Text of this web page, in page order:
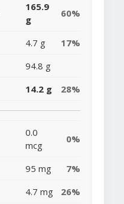
165.9
g
60%
4.7 g
17%
94.8 g
14.2 g 28%
0.0
mcg
0%
95 mg
7%
4.7 mg 26%